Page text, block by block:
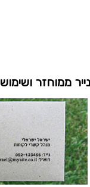
נייר ממוחזר